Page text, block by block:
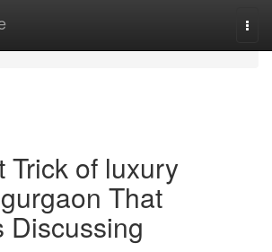
Trick of luxury
That
Discussing